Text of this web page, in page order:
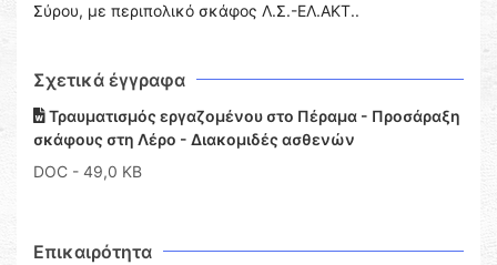
Σύρου, με περιπολικό σκάφος Λ.Σ.-ΕΛ.ΑΚΤ..
Σχετικά έγγραφα
Τραυματισμός εργαζομένου στο Πέραμα - Προσάραξη
σκάφους στη Λέρο - Διακομιδές ασθενών
DOC - 49,0 KB
Επικαιρότητα